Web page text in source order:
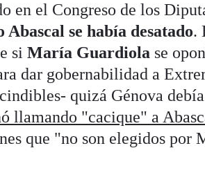
en el Congreso de los
Abascal se había desatado.
si María Guardiola se
dar gobernabilidad a
quizá Génova
llamando "cacique" a
que "no son elegidos